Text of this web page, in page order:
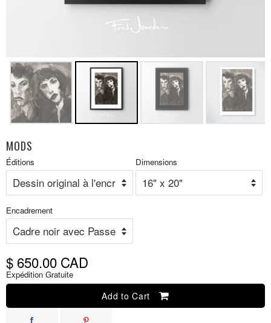
MODS
Prix
réduit
Éditions Dimensions
Encadrement
$ 650.00 CAD
Expédition Gratuite
Add to Cart